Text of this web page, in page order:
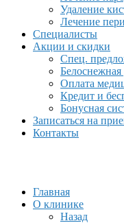
Удаление
Лечение
Специалисты
Акции и скидки
Спец.
Оплата
Кредит и
Бонусная
Записаться на
Контакты
Главная
О клинике
Назад